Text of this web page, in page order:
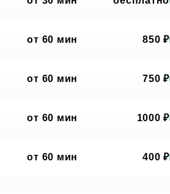
от 60 мин 850 ₽
от 60 мин 750 ₽
от 60 мин 1000 ₽
от 60 мин 400 ₽